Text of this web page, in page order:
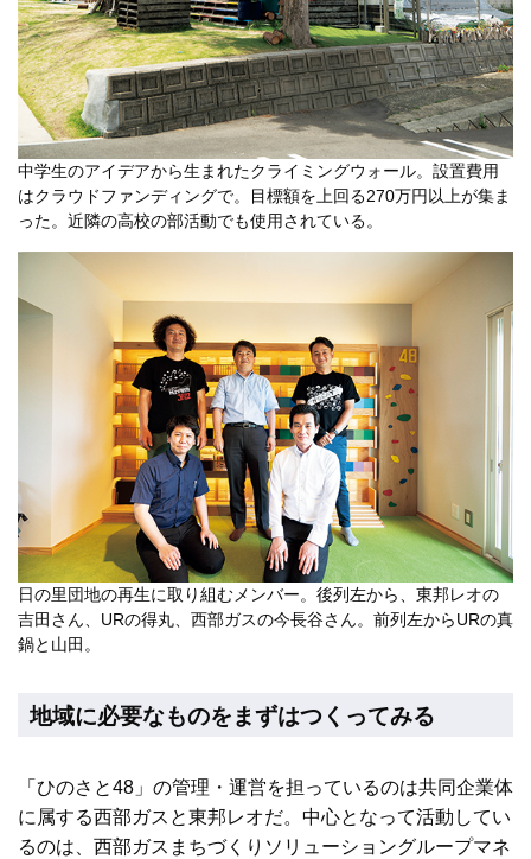
中学生のアイデアから生まれたクライミングウォール。設置費用
はクラウドファンディングで。目標額を上回る270万円以上が集ま
った。近隣の高校の部活動でも使用されている。
日の里団地の再生に取り組むメンバー。後列左から、東邦レオの
吉田さん、URの得丸、西部ガスの今長谷さん。前列左からURの真
鍋と山田。
地域に必要なものをまずはつくってみる
「ひのさと48」の管理・運営を担っているのは共同企業体
に属する西部ガスと東邦レオだ。中心となって活動してい
るのは、西部ガスまちづくりソリューショングループマネ